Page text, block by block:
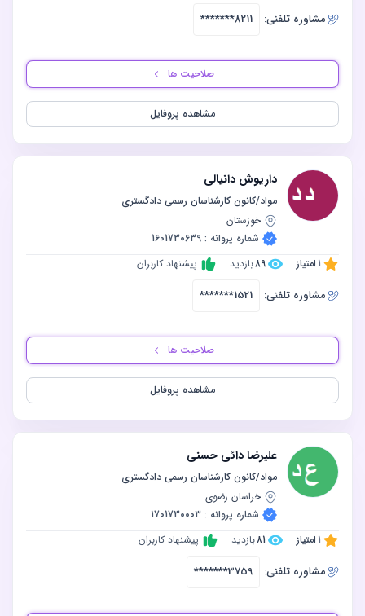
مشاوره‌ تلفنی: *******8211
صلاحیت ها
مشاهده پروفایل
داریوش دانیالی
مواد/کانون کارشناسان رسمی دادگستری
خوزستان
شماره پروانه : 1601730639
1 امتیاز 89بازدید پیشنهاد کاربران
مشاوره‌ تلفنی: *******1521
صلاحیت ها
مشاهده پروفایل
علیرضا دائی حسنی
مواد/کانون کارشناسان رسمی دادگستری
خراسان رضوی
شماره پروانه : 1701730003
1 امتیاز 81بازدید پیشنهاد کاربران
مشاوره‌ تلفنی: *******3759